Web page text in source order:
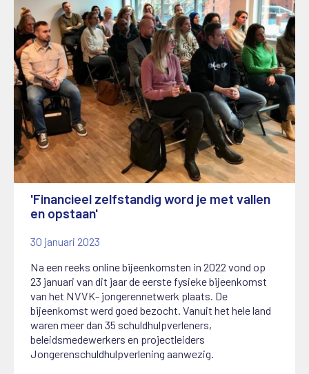
'Financieel zelfstandig word je met vallen
en opstaan'
30 januari 2023
Na een reeks online bijeenkomsten in 2022 vond op
23 januari van dit jaar de eerste fysieke bijeenkomst
van het NVVK- jongerennetwerk plaats. De
bijeenkomst werd goed bezocht. Vanuit het hele land
waren meer dan 35 schuldhulpverleners,
beleidsmedewerkers en projectleiders
Jongerenschuldhulpverlening aanwezig.